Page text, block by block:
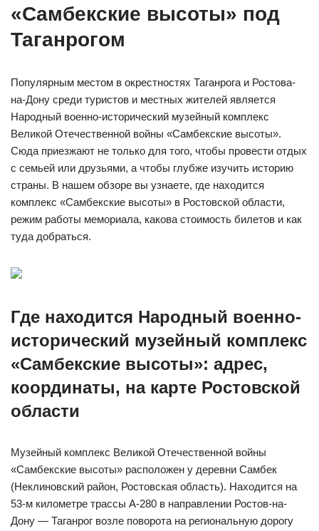
«Самбекские высоты» под
Таганрогом
Популярным местом в окрестностях Таганрога и Ростова-
на-Дону среди туристов и местных жителей является
Народный военно-исторический музейный комплекс
Великой Отечественной войны «Самбекские высоты».
Сюда приезжают не только для того, чтобы провести отдых
с семьей или друзьями, а чтобы глубже изучить историю
страны. В нашем обзоре вы узнаете, где находится
комплекс «Самбекские высоты» в Ростовской области,
режим работы мемориала, какова стоимость билетов и как
туда добраться.
Где находится Народный военно-
исторический музейный комплекс
«Самбекские высоты»: адрес,
координаты, на карте Ростовской
области
Музейный комплекс Великой Отечественной войны
«Самбекские высоты» расположен у деревни Самбек
(Неклиновский район, Ростовская область). Находится на
53-м километре трассы А-280 в направлении Ростов-на-
Дону — Таганрог возле поворота на региональную дорогу